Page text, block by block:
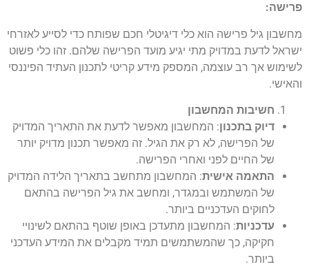
פרישה:
מחשבון גיל פרישה הוא כלי דיגיטלי חכם שפותח כדי לסייע לאזרחי
ישראל לדעת במדויק מתי יגיע מועד הפרישה שלהם. זהו כלי פשוט
לשימוש אך רב עוצמה, המספק מידע קריטי לתכנון העתיד הפיננסי
והאישי.
חשיבות המחשבון
דיוק בתכנון: המחשבון מאפשר לדעת את התאריך המדויק
של הפרישה, לא רק את הגיל. זה מאפשר תכנון מדויק יותר
של החיים לפני ואחרי הפרישה.
התאמה אישית: המחשבון מתחשב בתאריך הלידה המדויק
של המשתמש ובמגדר, ומחשב את גיל הפרישה בהתאם
לחוקים העדכניים ביותר.
עדכניות: המחשבון מתעדכן באופן שוטף בהתאם לשינויי
חקיקה, כך שהמשתמשים תמיד מקבלים את המידע העדכני
ביותר.